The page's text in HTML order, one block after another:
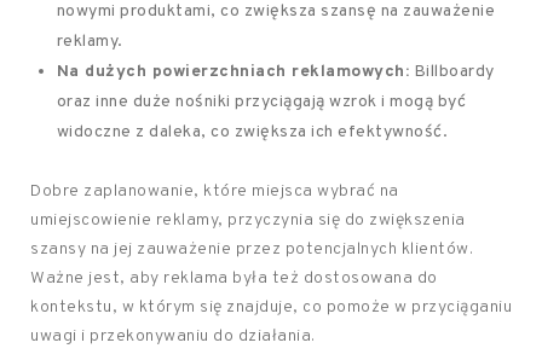
nowymi produktami, co zwiększa szansę na zauważenie
reklamy.
Na dużych powierzchniach reklamowych: Billboardy
oraz inne duże nośniki przyciągają wzrok i mogą być
widoczne z daleka, co zwiększa ich efektywność.
Dobre zaplanowanie, które miejsca wybrać na
umiejscowienie reklamy, przyczynia się do zwiększenia
szansy na jej zauważenie przez potencjalnych klientów.
Ważne jest, aby reklama była też dostosowana do
kontekstu, w którym się znajduje, co pomoże w przyciąganiu
uwagi i przekonywaniu do działania.